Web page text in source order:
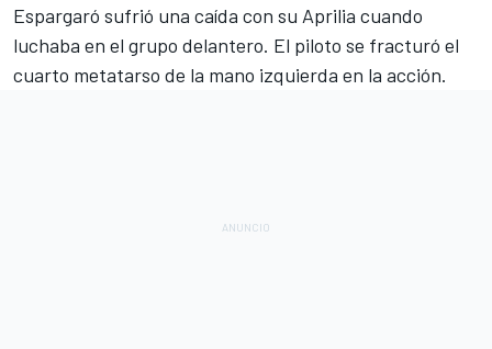
Espargaró sufrió una caída con su Aprilia cuando
luchaba en el grupo delantero. El piloto se fracturó el
cuarto metatarso de la mano izquierda en la acción.